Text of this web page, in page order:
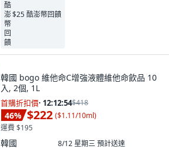
$25 酷澎幣回饋
韓國 bogo 維他命C增強液體維他命飲品 10
入, 2個, 1L
首購折扣價· 12:12:53$418
46% $222 ($1.11/10ml)
運費 $195
韓國 8/12 星期三預計送達